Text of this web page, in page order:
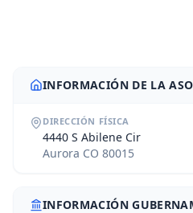
INFORMACIÓN DE LA
DIRECCIÓN FÍSICA
4440 S Abilene Cir
Aurora CO 80015
INFORMACIÓN